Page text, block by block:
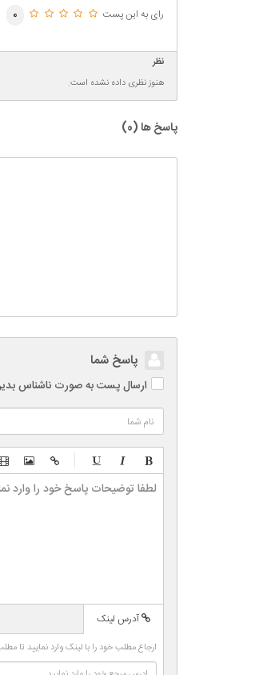
رای به این پست 0
نظر
هنوز نظری داده نشده است.
پاسخ ها (0
)
پاسخ شما
ارسال پست به صورت ناشناس بدین
-
-
-
-
-
-
آدرس لینک
ارجاع مطلب خود را با لینک وارد نمایید تا